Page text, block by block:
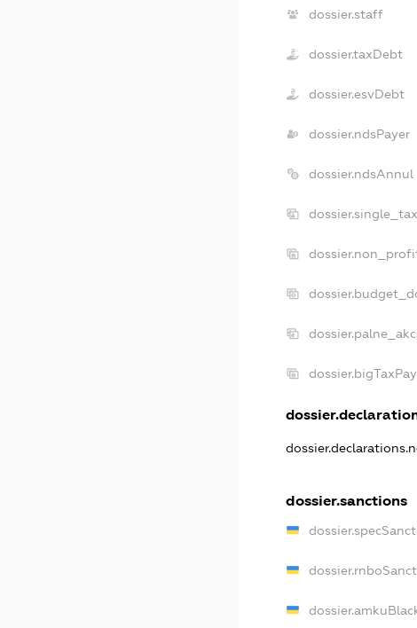
dossier.staff
dossier.taxDebt
dossier.esvDebt
dossier.ndsPayer
dossier.ndsAnnul
dossier.sanctions